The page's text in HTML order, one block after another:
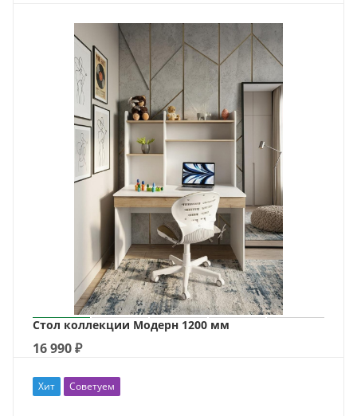
Стол коллекции Модерн 1200 мм
16 990₽
Хит Советуем